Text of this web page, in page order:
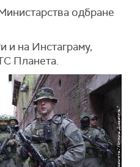
одбране
и на Инстаграму,
Планета.